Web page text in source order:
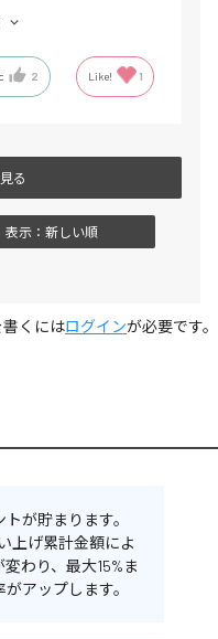
す。
2 Like! 1
る
表示：新しい順
くにはログインが必要です。
が貯まります。
上げ累計金額によ
わり、最大15%ま
アップします。